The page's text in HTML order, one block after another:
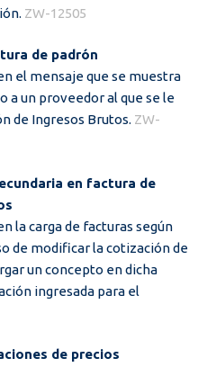
ZW-12505
de padrón
el mensaje que se muestra
a un proveedor al que se le
de Ingresos Brutos. ZW-
en factura de
la carga de facturas según
de modificar la cotización de
un concepto en dicha
ingresada para el
de precios